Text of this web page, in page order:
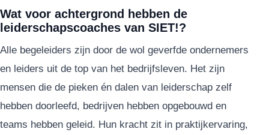
Wat voor achtergrond hebben de
leiderschapscoaches van SIET!?
Alle begeleiders zijn door de wol geverfde ondernemers
en leiders uit de top van het bedrijfsleven. Het zijn
mensen die de pieken én dalen van leiderschap zelf
hebben doorleefd, bedrijven hebben opgebouwd en
teams hebben geleid. Hun kracht zit in praktijkervaring,